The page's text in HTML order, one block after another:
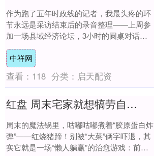
作为跑了五年时政线的记者，我最头疼的环
节永远是采访结束后的录音整理——上周参
加一场县域经济论坛，3小时的圆桌对话
WAV文件，手动打字加标记说话人，整整耗
了4个小....
中祥网
查看： 118 分类： 启天配资
红盘 周末宅家就想犒劳自己，一锅胶质满满的红烧猪蹄，治愈所有疲惫
周末的魔法锅里，咕嘟咕嘟煮着“胶原蛋白炸
弹”——红烧猪蹄！别被“大菜”俩字吓退，其
实它就是一场“懒人躺赢”的治愈游戏：前期